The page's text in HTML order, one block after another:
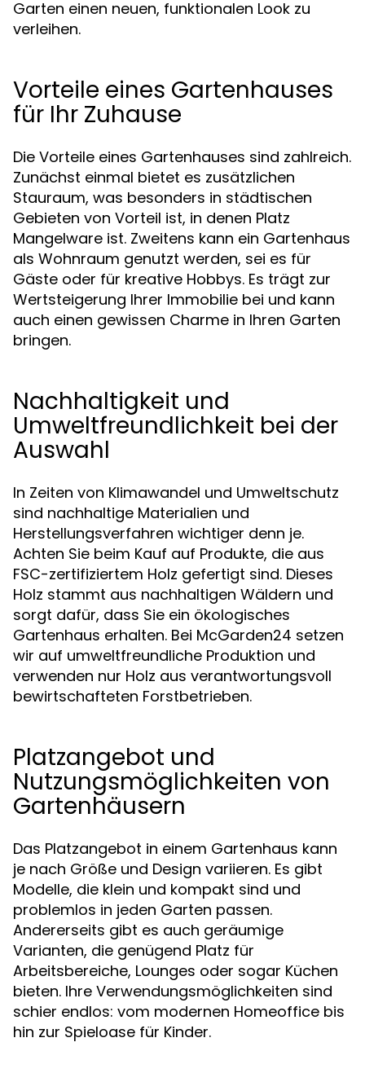
Garten einen neuen, funktionalen Look zu
verleihen.
Vorteile eines Gartenhauses
für Ihr Zuhause
Die Vorteile eines Gartenhauses sind zahlreich.
Zunächst einmal bietet es zusätzlichen
Stauraum, was besonders in städtischen
Gebieten von Vorteil ist, in denen Platz
Mangelware ist. Zweitens kann ein Gartenhaus
als Wohnraum genutzt werden, sei es für
Gäste oder für kreative Hobbys. Es trägt zur
Wertsteigerung Ihrer Immobilie bei und kann
auch einen gewissen Charme in Ihren Garten
bringen.
Nachhaltigkeit und
Umweltfreundlichkeit bei der
Auswahl
In Zeiten von Klimawandel und Umweltschutz
sind nachhaltige Materialien und
Herstellungsverfahren wichtiger denn je.
Achten Sie beim Kauf auf Produkte, die aus
FSC-zertifiziertem Holz gefertigt sind. Dieses
Holz stammt aus nachhaltigen Wäldern und
sorgt dafür, dass Sie ein ökologisches
Gartenhaus erhalten. Bei McGarden24 setzen
wir auf umweltfreundliche Produktion und
verwenden nur Holz aus verantwortungsvoll
bewirtschafteten Forstbetrieben.
Platzangebot und
Nutzungsmöglichkeiten von
Gartenhäusern
Das Platzangebot in einem Gartenhaus kann
je nach Größe und Design variieren. Es gibt
Modelle, die klein und kompakt sind und
problemlos in jeden Garten passen.
Andererseits gibt es auch geräumige
Varianten, die genügend Platz für
Arbeitsbereiche, Lounges oder sogar Küchen
bieten. Ihre Verwendungsmöglichkeiten sind
schier endlos: vom modernen Homeoffice bis
hin zur Spieloase für Kinder.